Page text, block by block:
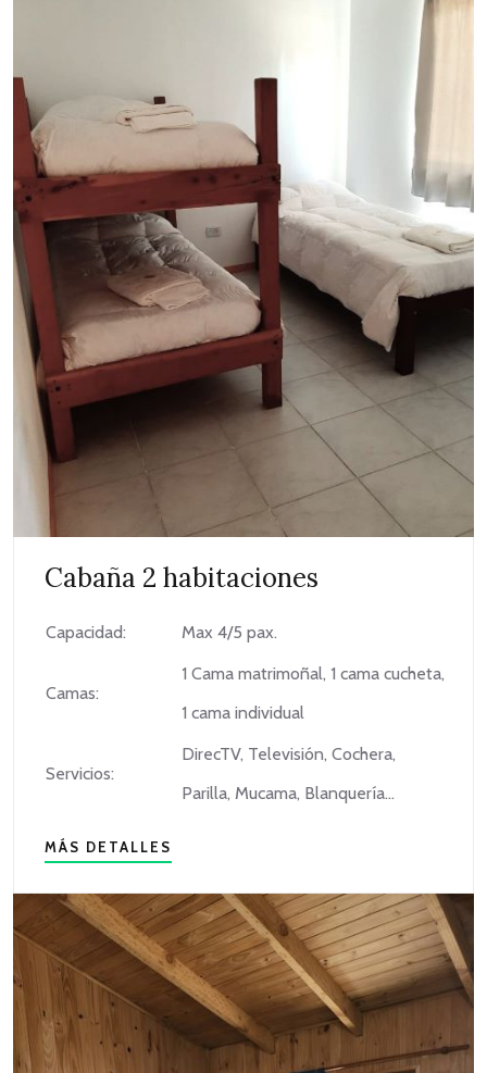
Cabaña 2 habitaciones
Capacidad: Max 4/5 pax.
Camas:
1 Cama matrimoñal, 1 cama cucheta,
1 cama individual
Servicios:
DirecTV, Televisión, Cochera,
Parilla, Mucama, Blanquería...
MÁS DETALLES